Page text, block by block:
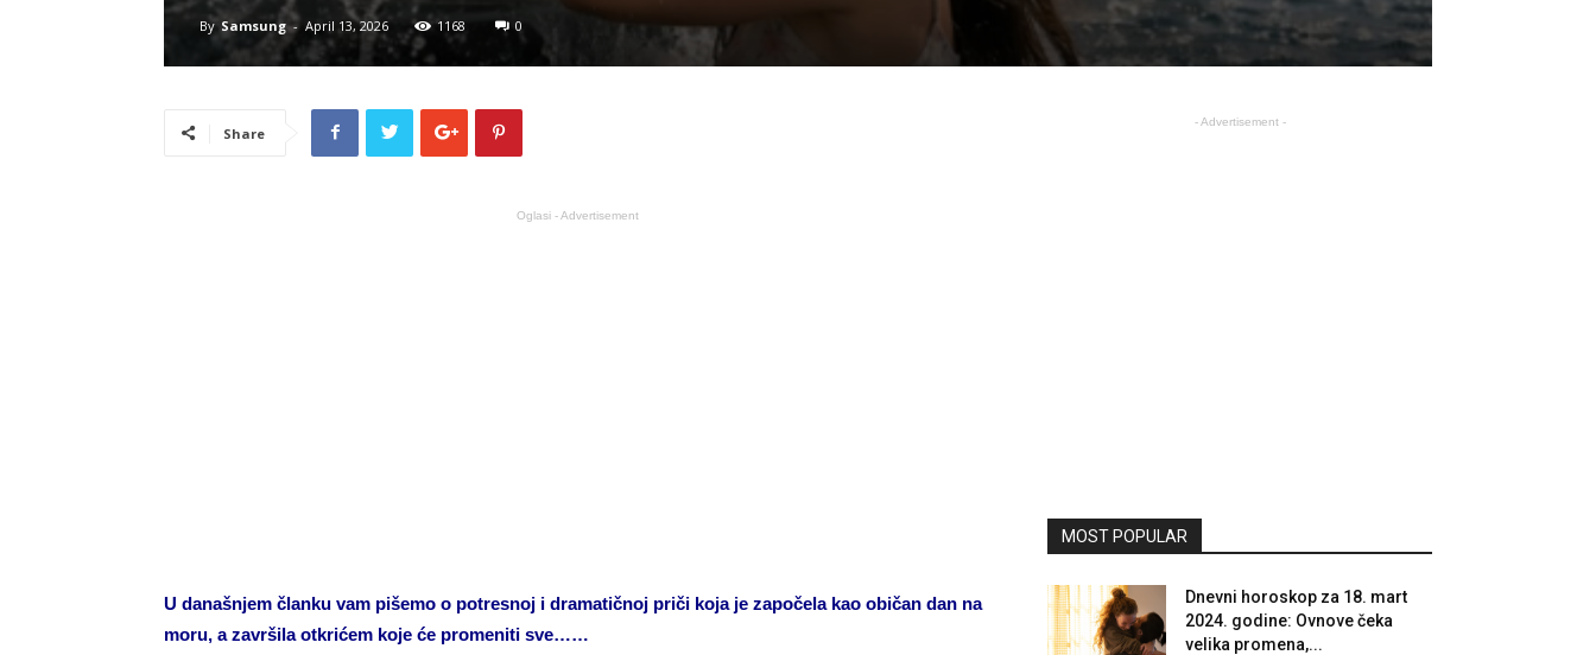
By Samsung - April 13, 2026 1168 0
Share
Oglasi - Advertisement
U današnjem članku vam pišemo o potresnoj i dramatičnoj priči koja je započela kao običan dan na
moru, a završila otkrićem koje će promeniti sve……
- Advertisement -
MOST POPULAR
Dnevni horoskop za 18. mart
2024. godine: Ovnove čeka
velika promena,...